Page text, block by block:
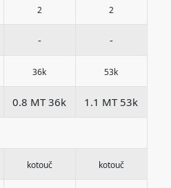
2 2
- -
36k 53k
0.8 MT 36k 1.1 MT 53k
kotouč kotouč